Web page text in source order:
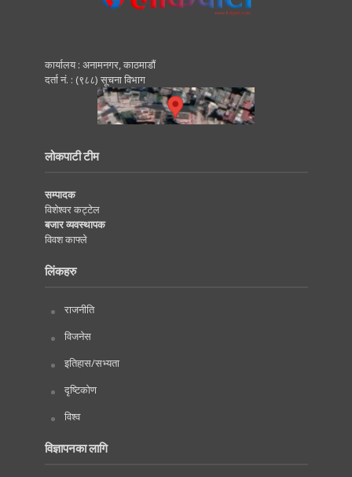
कार्यालय : अनामनगर, काठमाडाैं
दर्ता नं. : (९८८) सूचना विभाग
लोकपाटी टीम
सम्पादक
विशेश्वर कट्टेल
बजार व्यवस्थापक
विवश काफ्ले
लिंकहरु
राजनीति
विजनेस
इतिहास/सभ्यता
दृष्टिकोण
विश्व
विज्ञापनका लागि